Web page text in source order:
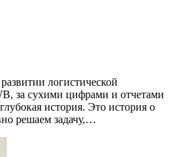
логистической
за сухими цифрами и отчетами
история. Это история о
решаем задачу,…